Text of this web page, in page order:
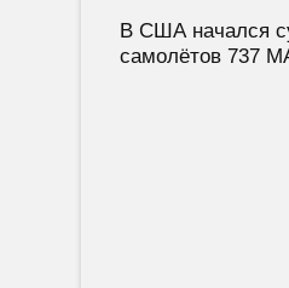
В США начался
самолётов 737